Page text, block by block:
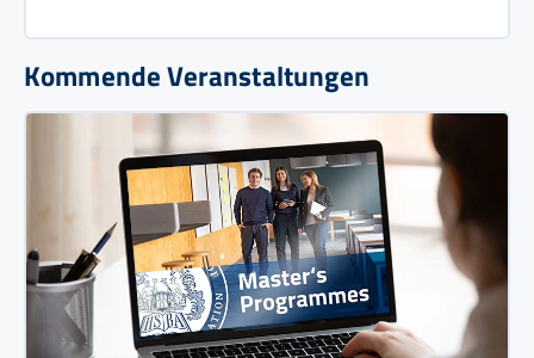
Kommende Veranstaltungen